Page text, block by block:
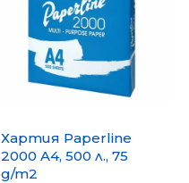
Хартия Paperline
2000 A4, 500 л., 75
g/m2